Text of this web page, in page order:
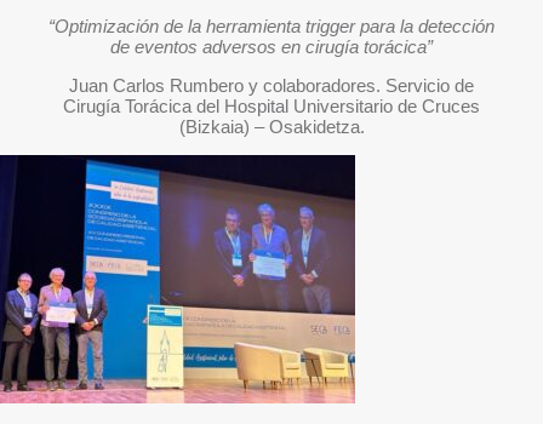
“Optimización de la herramienta trigger para la detección
de eventos adversos en cirugía torácica”
Juan Carlos Rumbero y colaboradores. Servicio de
Cirugía Torácica del Hospital Universitario de Cruces
(Bizkaia) – Osakidetza.